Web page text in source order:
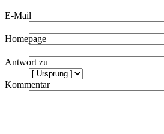
E-Mail
Homepage
Antwort zu
Kommentar